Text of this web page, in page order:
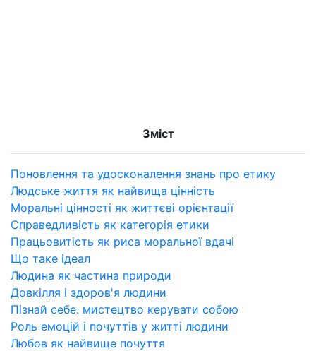
Зміст
Поновлення та удосконалення знань про етику
Людське життя як найвища цінність
Моральні цінності як життєві орієнтації
Справедливість як категорія етики
Працьовитість як риса моральної вдачі
Що таке ідеал
Людина як частина природи
Довкілля і здоров'я людини
Пізнай себе. мистецтво керувати собою
Роль емоцій і почуттів у житті людини
Любов як найвище почуття